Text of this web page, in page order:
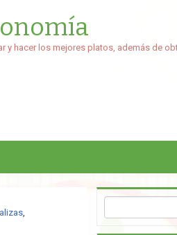
hacer los mejores platos, además de
,